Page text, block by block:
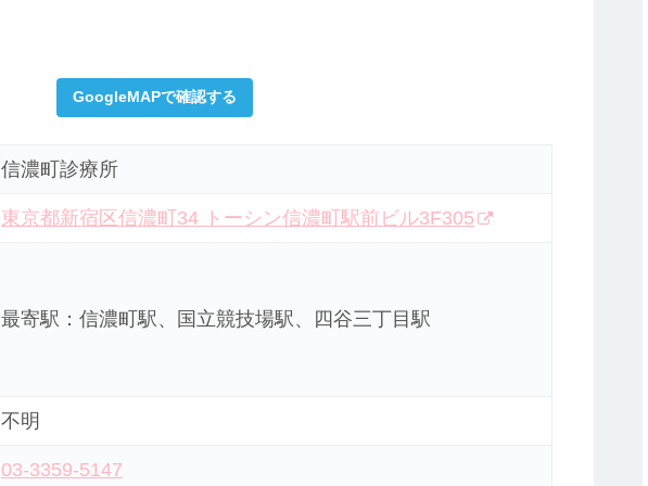
GoogleMAPで確認する
信濃町診療所
東京都新宿区信濃町34 トーシン信濃町駅前ビル3F305
最寄駅：信濃町駅、国立競技場駅、四谷三丁目駅
不明
03-3359-5147